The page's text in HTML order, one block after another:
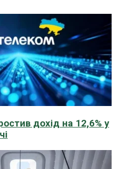
дохід на 12,6% у